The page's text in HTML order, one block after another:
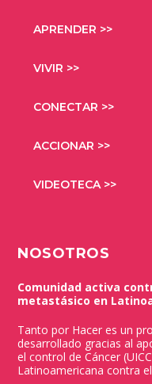
APRENDER >>
VIVIR >>
CONECTAR >>
ACCIONAR >>
VIDEOTECA >>
NOSOTROS
Comunidad activa
metastásico en
Tanto por Hacer es un
desarrollado gracias al
el control de Cáncer
Latinoamericana contra